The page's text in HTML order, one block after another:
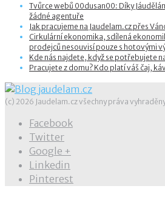
Tvůrce webů 00dusan00: Díky
žádné agentuře
Jak pracujeme na Jaudelam.cz přes
Cirkulární ekonomika, sdílená
prodejců nesouvisí pouze s hotovými
Kde nás najdete, když se potřebujete
Pracujete z domu? Kdo platí váš čaj,
(c) 2026 Jaudelam.cz všechny práva
Facebook
Twitter
Google +
Linkedin
Pinterest